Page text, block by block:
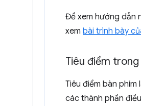
Để xem hướng dẫn
xem bài trình bày
Tiêu điểm
Tiêu điểm bàn
các thành phần